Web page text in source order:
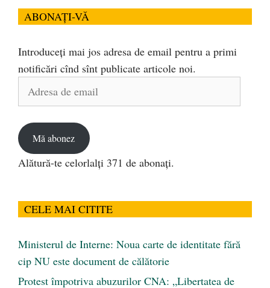
ABONAȚI-VĂ
Introduceți mai jos adresa de email pentru a primi
notificări cînd sînt publicate articole noi.
Adresa
Mă abonez
Alătură-te celorlalți 371 de abonați.
CELE MAI CITITE
Ministerul de Interne: Noua carte de identitate fără
cip NU este document de călătorie
Protest împotriva abuzurilor CNA: „Libertatea de